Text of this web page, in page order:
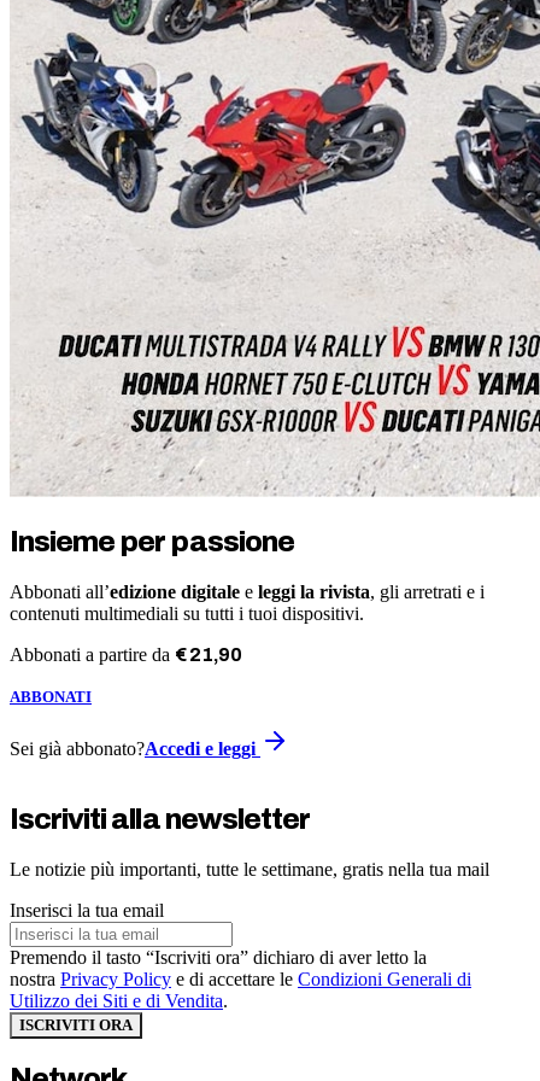
Insieme per passione
Abbonati all’edizione digitale e leggi la rivista, gli arretrati e i
contenuti multimediali su tutti i tuoi dispositivi.
Abbonati a partire da €21,90
ABBONATI
Sei già abbonato?Accedi e leggi
Iscriviti alla newsletter
Le notizie più importanti, tutte le settimane, gratis nella tua mail
Inserisci la tua email
Premendo il tasto “Iscriviti ora” dichiaro di aver letto la
nostra Privacy Policy e di accettare le Condizioni Generali di
Utilizzo dei Siti e di Vendita.
ISCRIVITI ORA